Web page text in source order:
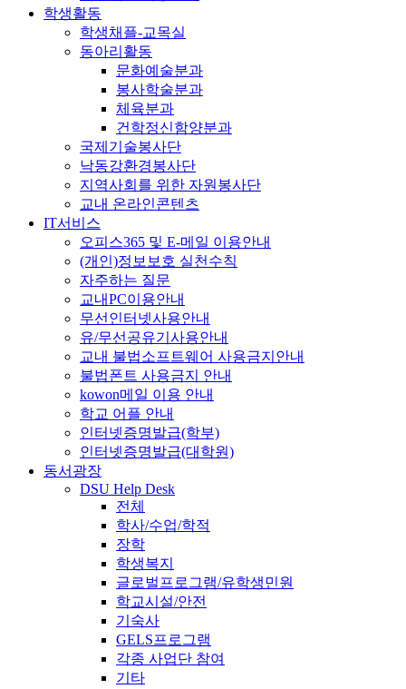
학생활동
학생채플-교목실
동아리활동
문화예술분과
봉사학술분과
체육분과
건학정신함양분과
국제기술봉사단
낙동강환경봉사단
지역사회를 위한 자원봉사단
교내 온라인콘텐츠
IT서비스
오피스365 및 E-메일 이용안내
(개인)정보보호 실천수칙
자주하는 질문
교내PC이용안내
무선인터넷사용안내
유/무선공유기사용안내
교내 불법소프트웨어 사용금지안내
불법폰트 사용금지 안내
kowon메일 이용 안내
학교 어플 안내
인터넷증명발급(학부)
인터넷증명발급(대학원)
동서광장
DSU Help Desk
전체
학사/수업/학적
장학
학생복지
글로벌프로그램/유학생민원
학교시설/안전
기숙사
GELS프로그램
각종 사업단 참여
기타